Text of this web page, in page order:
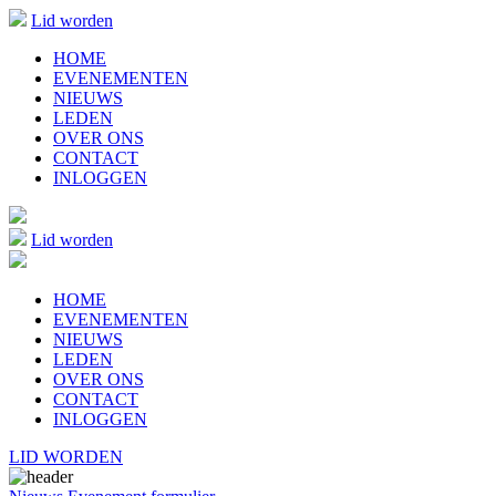
Lid worden
HOME
EVENEMENTEN
NIEUWS
LEDEN
OVER ONS
CONTACT
INLOGGEN
Lid worden
HOME
EVENEMENTEN
NIEUWS
LEDEN
OVER ONS
CONTACT
INLOGGEN
LID WORDEN